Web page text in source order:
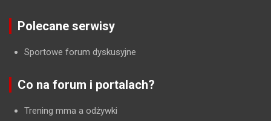
Polecane serwisy
Sportowe forum dyskusyjne
Co na forum i portalach?
Trening mma a odżywki